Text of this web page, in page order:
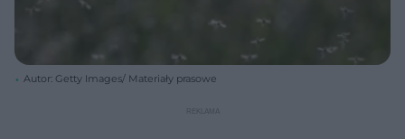
Autor: Getty Images/ Materiały prasowe